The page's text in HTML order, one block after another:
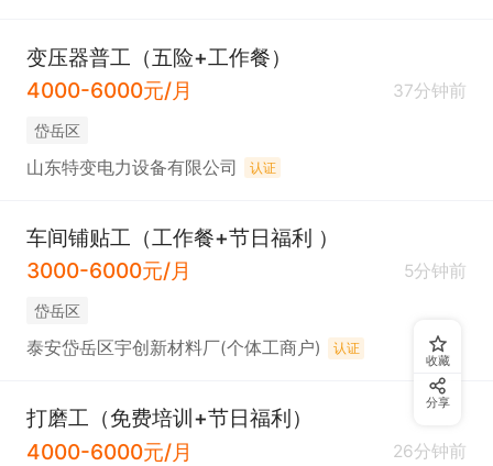
变压器普工（五险+工作餐）
4000-6000元/月
37分钟前
岱岳区
山东特变电力设备有限公司 认证
车间铺贴工（工作餐+节日福利 ）
3000-6000元/月
5分钟前
岱岳区
泰安岱岳区宇创新材料厂(个体工商户) 认证
打磨工（免费培训+节日福利）
4000-6000元/月
26分钟前
收藏
分享